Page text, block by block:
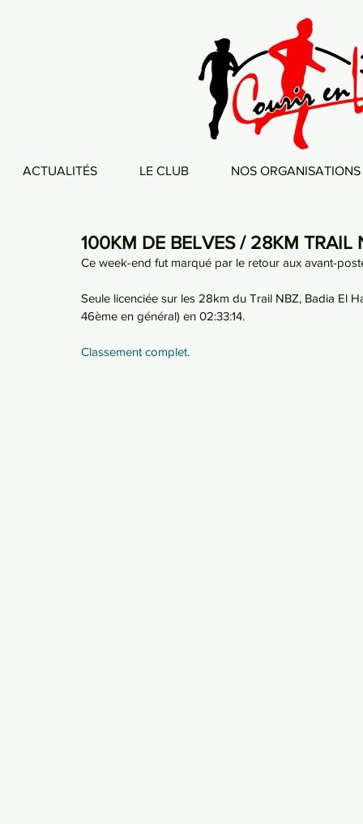
ACTUALITÉS LE CLUB NOS ORGANISATIONS
100KM DE BELVES / 28KM TRAIL
Ce week-end fut marqué par le retour aux avant-
Seule licenciée sur les 28km du Trail NBZ, Badia El
46ème en général) en 02:33:14.
Classement complet.